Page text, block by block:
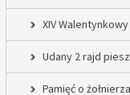
XIV
Udany 2 rajd
Pamięć o